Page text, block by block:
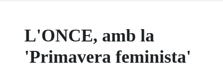
L'ONCE, amb la
'Primavera feminista'